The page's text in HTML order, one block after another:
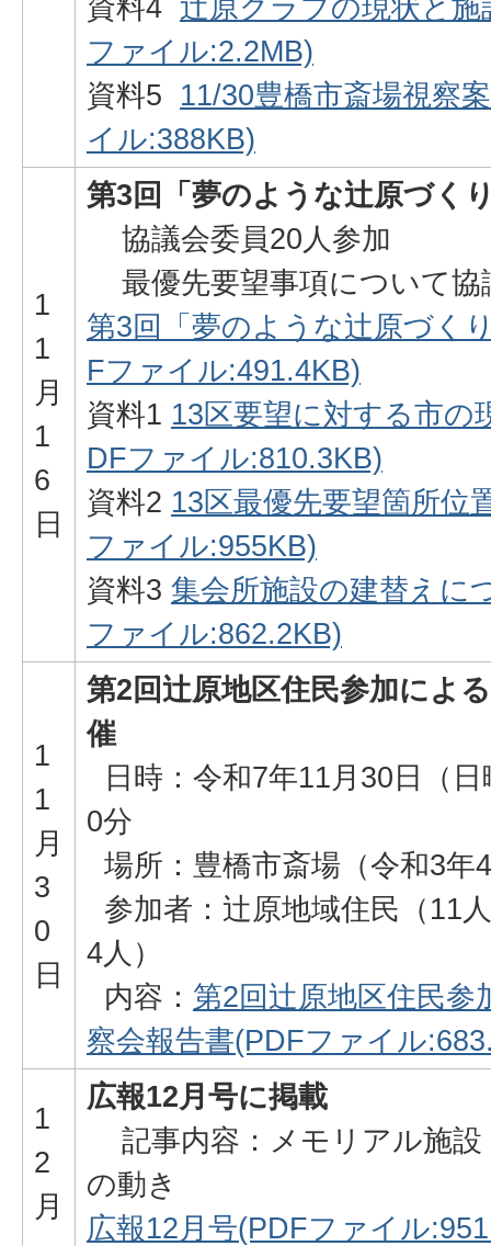
資料4 辻原クラブの現状と
ファイル:2.2MB)
資料5 11/30豊橋市斎場視察
イル:388KB)
1
1
月
1
6
日
第3回「夢のような辻原づく
協議会委員20人参加
最優先要望事項について協
第3回「夢のような辻原づく
Fファイル:491.4KB)
資料1 13区要望に対する市の
DFファイル:810.3KB)
資料2 13区最優先要望箇所位
ファイル:955KB)
資料3 集会所施設の建替えに
ファイル:862.2KB)
1
1
月
3
0
日
第2回辻原地区住民参加によ
催
日時：令和7年11月30日（
0分
場所：豊橋市斎場（令和3年
参加者：辻原地域住民（11
4人）
内容： 第2回辻原地区住民参
察会報告書(PDFファイル
1
2
月
広報12月号に掲載
記事内容：メモリアル施設
の動き
広報12月号(PDFファイル